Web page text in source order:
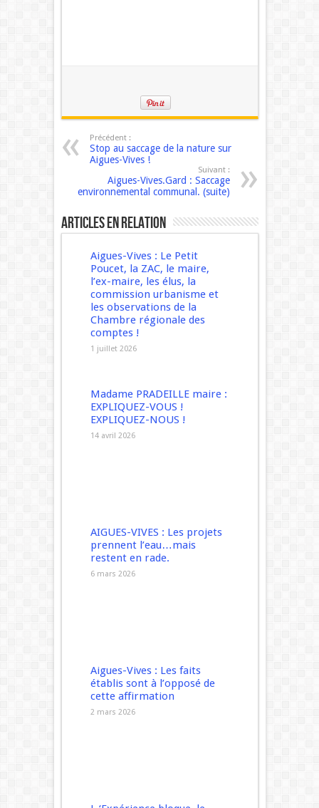
Précédent :
Stop au saccage de la nature sur
Aigues-Vives !
Suivant :
Aigues-Vives.Gard : Saccage
environnemental communal. (suite)
Articles en relation
Aigues-Vives : Le Petit
Poucet, la ZAC, le maire,
l’ex-maire, les élus, la
commission urbanisme et
les observations de la
Chambre régionale des
comptes !
1 juillet 2026
Madame PRADEILLE maire :
EXPLIQUEZ-VOUS !
EXPLIQUEZ-NOUS !
14 avril 2026
AIGUES-VIVES : Les projets
prennent l’eau…mais
restent en rade.
6 mars 2026
Aigues-Vives : Les faits
établis sont à l’opposé de
cette affirmation
2 mars 2026